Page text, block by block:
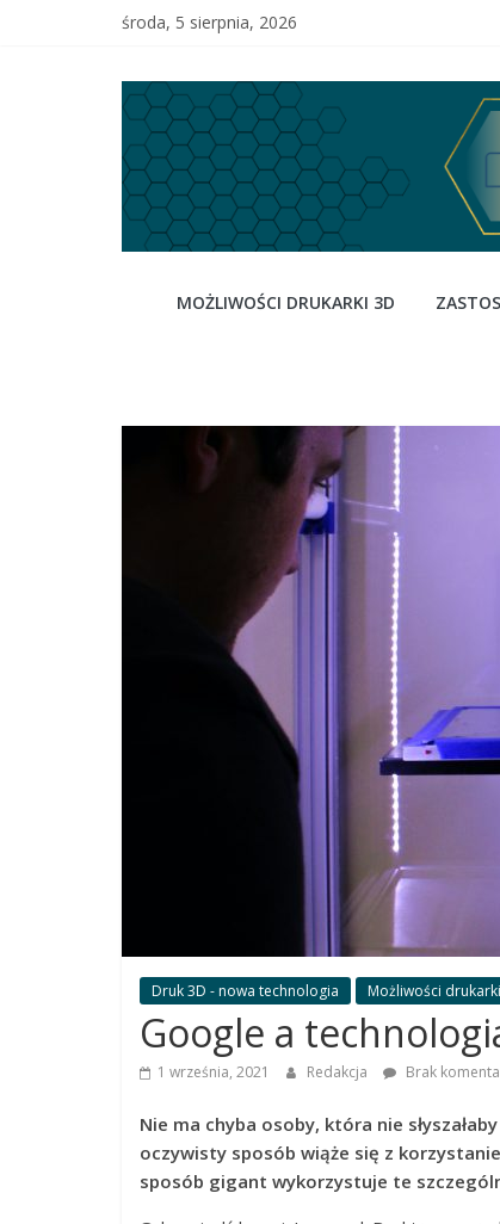
środa, 5 sierpnia, 2026
3dready
wybierz
drukarkę
siebie
MOŻLIWOŚCI DRUKARKI 3D
Druk 3D - nowa technologia Możliwości
Google a
1 września, 2021 Redakcja Brak
Nie ma chyba osoby, która nie
oczywisty sposób wiąże się z
sposób gigant wykorzystuje te